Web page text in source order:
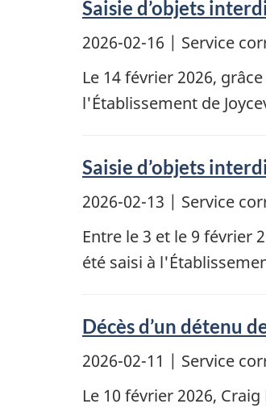
Saisie d’objets
2026-02-16 | Service
Le 14 février 2026,
l'Établissement de
Saisie d’objets
2026-02-13 | Service
Entre le 3 et le 9 février
été saisi à
Décès d’un détenu
2026-02-11 | Service
Le 10 février 2026,